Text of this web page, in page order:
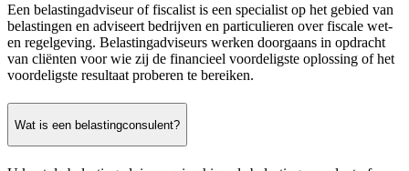
Een belastingadviseur of fiscalist is een specialist op het gebied van
belastingen en adviseert bedrijven en particulieren over fiscale wet-
en regelgeving. Belastingadviseurs werken doorgaans in opdracht
van cliënten voor wie zij de financieel voordeligste oplossing of het
voordeligste resultaat proberen te bereiken.
Wat is een belastingconsulent?